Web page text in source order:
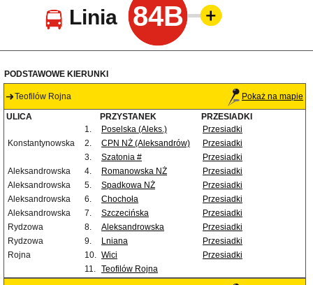
Linia 84B
PODSTAWOWE KIERUNKI
Teofilów Rojna Pokaż na mapie
ULICA PRZYSTANEK
PRZESIADKI
1.
Poselska (Aleks.)
Przesiadki
Konstantynowska
2. CPN NŻ (Aleksandrów)
Przesiadki
3.
Szatonia #
Przesiadki
Aleksandrowska
4. Romanowska NŻ
Przesiadki
Aleksandrowska
5. Spadkowa NŻ
Przesiadki
Aleksandrowska
6. Chochoła
Przesiadki
Aleksandrowska
7. Szczecińska
Przesiadki
Rydzowa
8. Aleksandrowska
Przesiadki
Rydzowa
9. Lniana
Przesiadki
Rojna
10. Wici
Przesiadki
11. Teofilów Rojna